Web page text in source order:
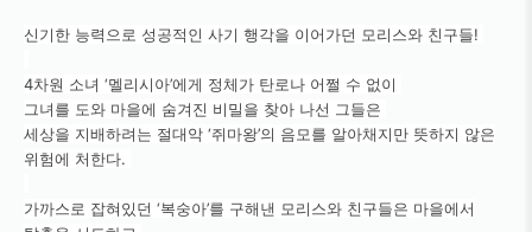
신기한 능력으로 성공적인 사기 행각을 이어가던 모리스와 친구들!
4차원 소녀 ‘멜리시아’에게 정체가 탄로나 어쩔 수 없이
그녀를 도와 마을에 숨겨진 비밀을 찾아 나선 그들은
세상을 지배하려는 절대악 ‘쥐마왕’의 음모를 알아채지만 뜻하지 않은
위험에 처한다.
가까스로 잡혀있던 ‘복숭아’를 구해낸 모리스와 친구들은 마을에서